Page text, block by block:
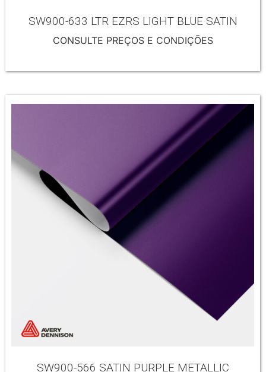
SW900-633 LTR EZRS LIGHT BLUE SATIN
CONSULTE PREÇOS E CONDIÇÕES
SW900-566 SATIN PURPLE METALLIC